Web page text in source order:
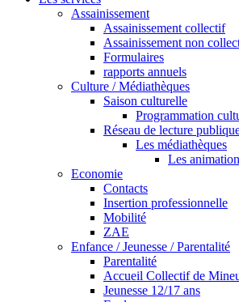
Assainissement
Assainissement collectif
Assainissement non
Formulaires
rapports annuels
Culture / Médiathèques
Saison culturelle
Programmation
Réseau de lecture
Les médiathèques
Les
Economie
Contacts
Insertion professionnelle
Mobilité
ZAE
Enfance / Jeunesse / Parentalité
Parentalité
Accueil Collectif de
Jeunesse 12/17 ans